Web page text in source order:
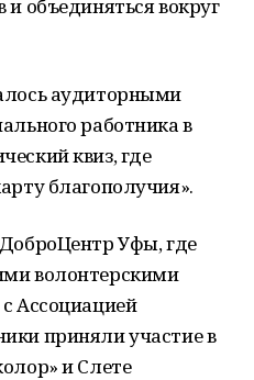
объединяться вокруг
аудиторными
работника в
квиз, где
благополучия».
Уфы, где
волонтерскими
Ассоциацией
приняли участие в
и Слете